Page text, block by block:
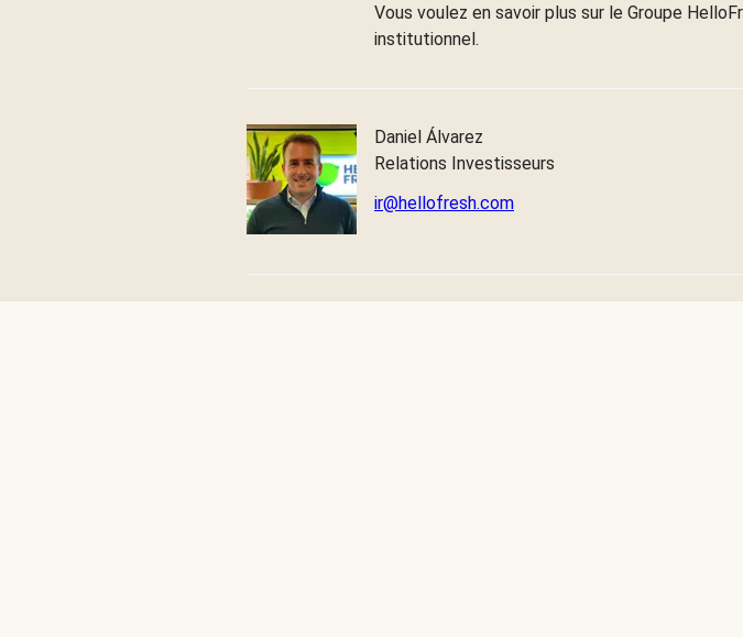
Vous voulez en savoir plus sur le Groupe
institutionnel.
Daniel Álvarez
Relations Investisseurs
ir@hellofresh.com